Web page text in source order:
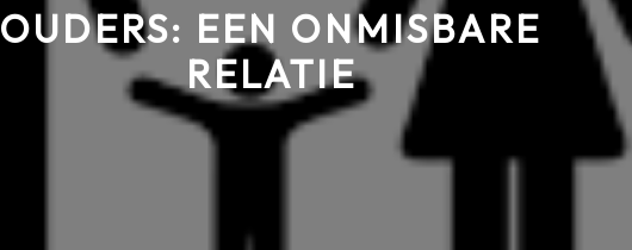
OUDERS: EEN ONMISBARE
RELATIE